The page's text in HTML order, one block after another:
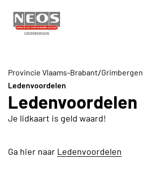
Provincie Vlaams-Brabant/Grimbergen
Ledenvoordelen
Ledenvoordelen
Je lidkaart is geld waard!
Ga hier naar Ledenvoordelen